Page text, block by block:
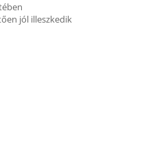
jól illeszkedik